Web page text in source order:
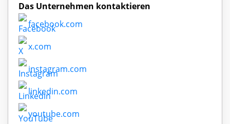
Das Unternehmen kontaktieren
facebook.com
x.com
instagram.com
linkedin.com
youtube.com